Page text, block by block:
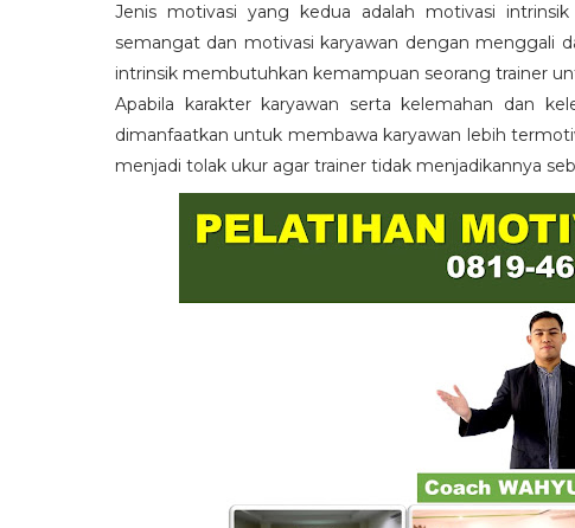
Jenis motivasi yang kedua adalah motivasi
semangat dan motivasi karyawan dengan menggali
intrinsik membutuhkan kemampuan seorang trainer
Apabila karakter karyawan serta kelemahan dan
dimanfaatkan untuk membawa karyawan lebih
menjadi tolak ukur agar trainer tidak menjadikannya